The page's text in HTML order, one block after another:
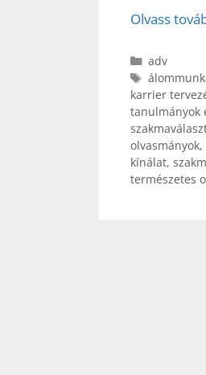
Olvass
Kategória
adv
Címkék
karrier
tanulmányok
olvasmányok,
kínálat,
természetes